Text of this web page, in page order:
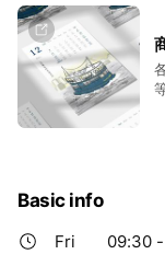
Basic info
Fri
09:30